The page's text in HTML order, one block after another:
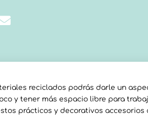
reciclados podrás darle un
y tener más espacio libre para
prácticos y decorativos accesorios